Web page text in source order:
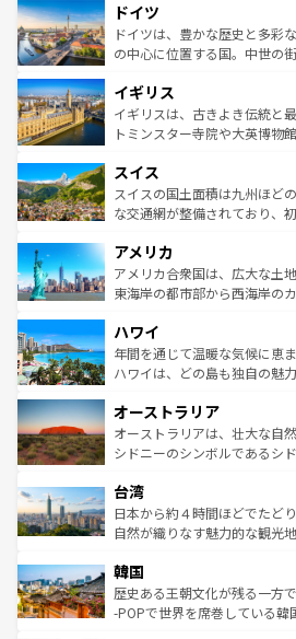
の城塞都市、穏やかなビーチ
せる。地方によって風土や気
性で
で、幅広い魅力が詰まってい
聖堂、美しいビーチ、そして
から魅了する。また、フラン
いる。シャンパンの発祥地で
香り高いラベンダー畑など、
らに、パリ以外の地域にも魅
れる地方に足を運ぶとそれぞ
きるだろう。 なお、新
を参照してほしい。
ドイツ
ドイツは、豊かな歴史と多彩
の中心に位置する国。中世の
顔を持つこの国は、どこを歩
ルリンの文化的活気、バイエ
してライン川沿いのワイン畑
は、お酒好きな人にはぜひ体験してほし
ドイツ情報はコンテンツ一覧
イギリス
イギリスは、古きよき伝統と
トミンスター寺院や大英博物
リアごとに異なる魅力がある
ティー、ビール好きにはたま
戦など、本場だからこそでき
ンツ一覧を参照してほしい。
スイス
スイスの国土面積は九州ほど
な交通網が整備されており、
の建物がそのまま残る町や、
博物館もあり、アルプス観光
ことができる。国民の所得が
ば市内交通費無料で観光を楽しむこ
着のスイス情報はコンテンツ
アメリカ
アメリカ合衆国は、広大な土
東海岸の都市部から西海岸の
のような巨大都市は、観光、
ンメントが詰まった刺激的な
西部には大自然が広がり、グ
部のニューオーリンズでは、
文化が魅力。旅行者はアメリ
しみながら、その多様性と豊
ならではの贅沢な旅のスタイルだ。 なお、新着の
情報はコンテンツ一覧を参照
ハワイ
年間を通じて温暖な気候に恵
ハワイは、どの島も独自の魅
ワイ島は見逃せない。また、
島だが、静かな自然を求める
おすすめ。エメラルドグリー
れるおもてなしの心で訪れる
人々、おいしいローカルフー
ク、伝統的なフラダンスなど
ワイを、存分に味わってほしい。 なお、新着のハワイ
はコンテンツ一覧を参照して
オーストラリア
オーストラリアは、壮大な自
シドニーのシンボルであるシ
リアリーフや大陸中央部にそ
ク）、タスマニアの美しい原
ど、見どころがたくさん。ま
いる。アクティビティも充実
ビング、ハイキングなど、ア
い。オーストラリアの多彩な
台湾
日本から約４時間ほどでたど
自然が織りなす魅力的な観光
ン）、静ひつな山岳地帯であ
と山間の静けさが共存してお
驚きをもたらしてくれる。ま
韓国
歴史ある王朝文化が残る一方
-POPで世界を席巻している韓